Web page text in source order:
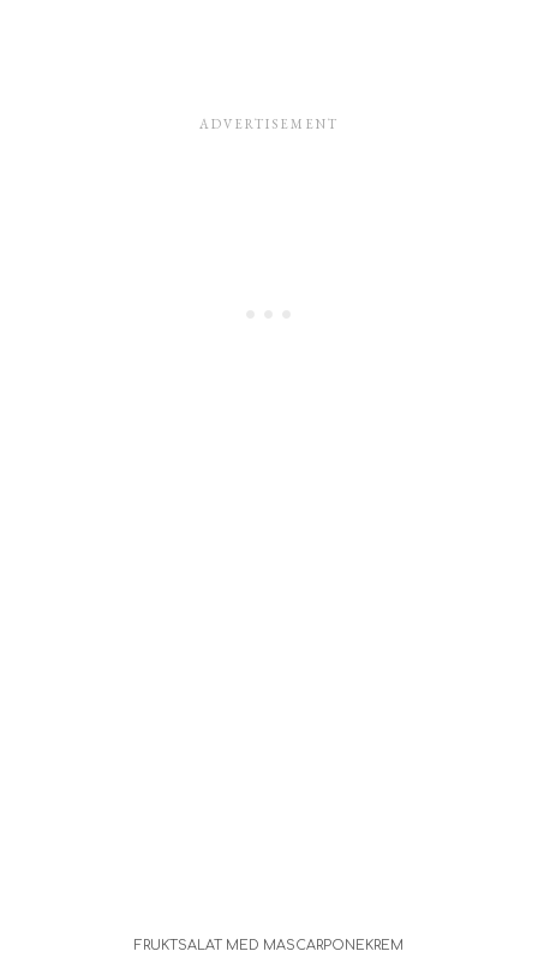
FRUKTSALAT MED MASCARPONEKREM